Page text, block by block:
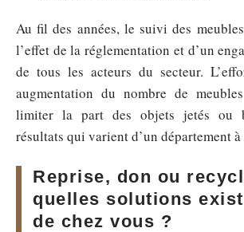
Au fil des années, le suivi des
l’effet de la réglementation et d’un
de tous les acteurs du secteur.
augmentation du nombre de
limiter la part des objets jetés ou
résultats qui varient d’un département à
Reprise, don ou
quelles solutions
de chez vous ?